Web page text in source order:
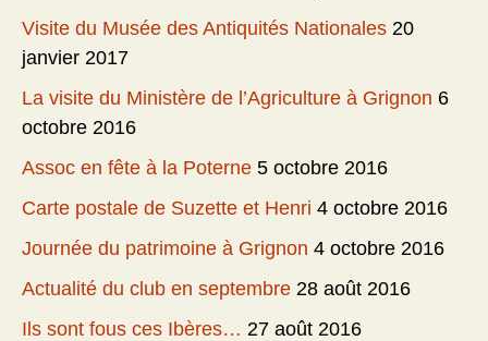
Visite du Musée des Antiquités Nationales 20
janvier 2017
La visite du Ministère de l’Agriculture à Grignon 6
octobre 2016
Assoc en fête à la Poterne 5 octobre 2016
Carte postale de Suzette et Henri 4 octobre 2016
Journée du patrimoine à Grignon 4 octobre 2016
Actualité du club en septembre 28 août 2016
Ils sont fous ces Ibères… 27 août 2016